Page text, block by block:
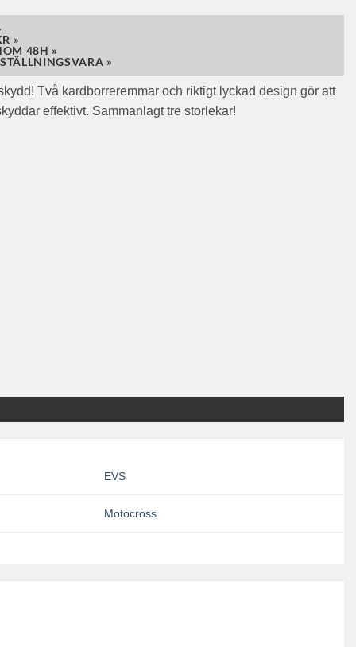
»
48H »
»
Två kardborreremmar och riktigt lyckad design gör att
effektivt. Sammanlagt tre storlekar!
EVS
Motocross